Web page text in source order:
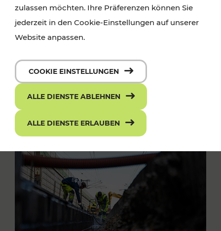
zulassen möchten. Ihre Präferenzen können Sie
jederzeit in den Cookie-Einstellungen auf unserer
Website anpassen.
COOKIE EINSTELLUNGEN
ALLE DIENSTE ABLEHNEN
ALLE DIENSTE ERLAUBEN